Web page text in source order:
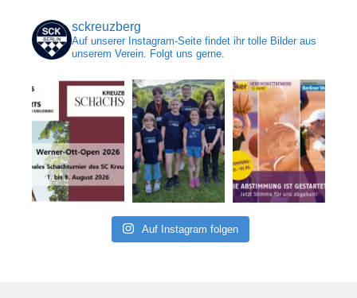
sckreuzberg
Auf unserer Instagram-Seite findet ihr tolle Bilder aus
unserem Verein. Folgt uns gerne.
Auf Instagram folgen